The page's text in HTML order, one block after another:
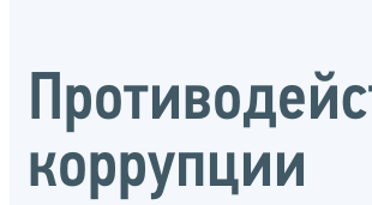
коррупции